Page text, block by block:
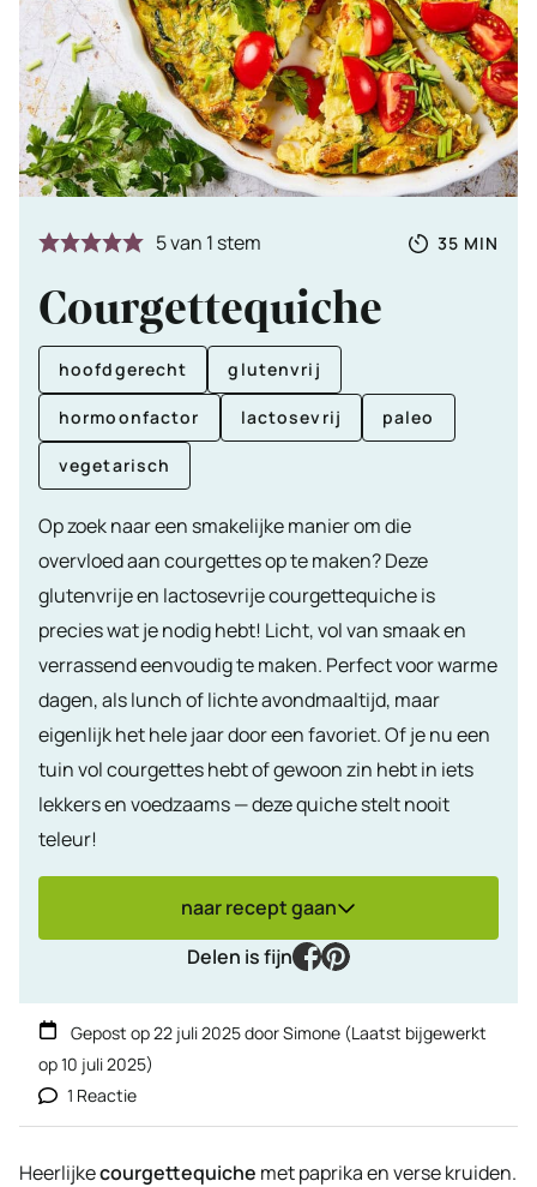
5van 1 stem
Totale
35 MIN
Courgettequiche
hoofdgerecht glutenvrij
hormoonfactor lactosevrij paleo
vegetarisch
Op zoek naar een smakelijke manier om die
overvloed aan courgettes op te maken? Deze
glutenvrije en lactosevrije courgettequiche is
precies wat je nodig hebt! Licht, vol van smaak en
verrassend eenvoudig te maken. Perfect voor warme
dagen, als lunch of lichte avondmaaltijd, maar
eigenlijk het hele jaar door een favoriet. Of je nu een
tuin vol courgettes hebt of gewoon zin hebt in iets
lekkers en voedzaams — deze quiche stelt nooit
teleur!
naar recept gaan
Delen is fijn
facebook
pinterest
Gepost op22 juli 2025doorSimone (Laatst bijgewerkt
op10 juli 2025)
1 Reactie
Heerlijkecourgettequiche met paprika en verse kruiden.